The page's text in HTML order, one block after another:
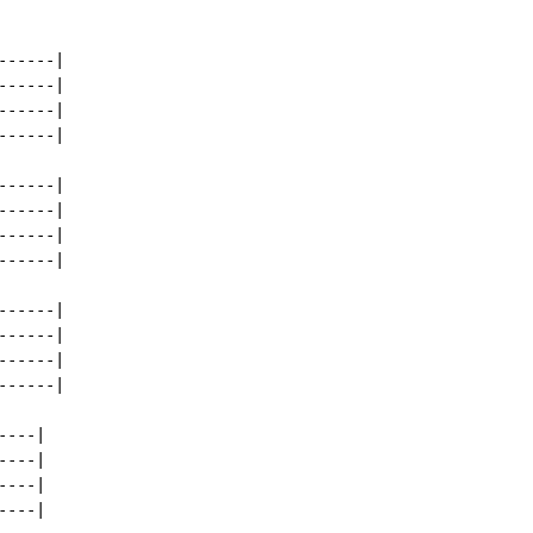
|
|
|
|
|
|
|
|
|
|
|
|
|
|
|
|